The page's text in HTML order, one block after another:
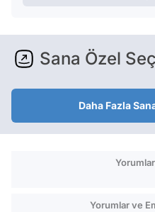
Sana Özel
Daha Fazla
Yorumlar ve